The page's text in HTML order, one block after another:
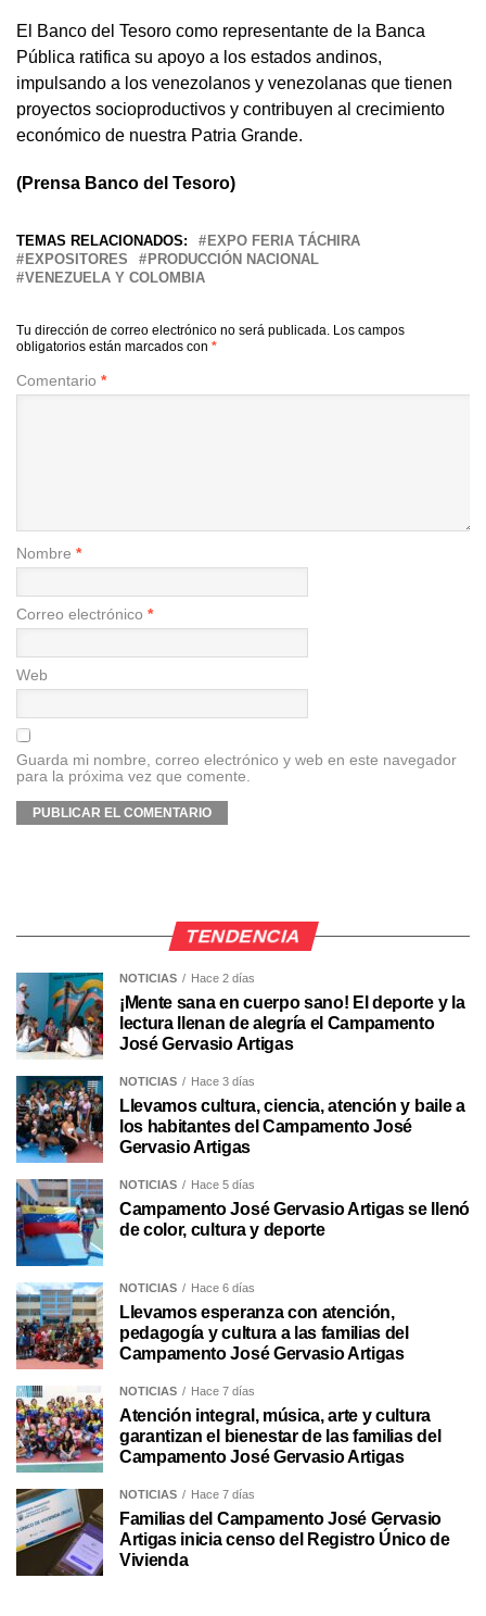
El Banco del Tesoro como representante de la Banca
Pública ratifica su apoyo a los estados andinos,
impulsando a los venezolanos y venezolanas que tienen
proyectos socioproductivos y contribuyen al crecimiento
económico de nuestra Patria Grande.
(Prensa Banco del Tesoro)
TEMAS RELACIONADOS:
EXPO FERIA TÁCHIRA
EXPOSITORES
PRODUCCIÓN NACIONAL
VENEZUELA Y COLOMBIA
Tu dirección de correo electrónico no será publicada. Los campos
obligatorios están marcados con *
Comentario *
Nombre *
Correo electrónico *
Web
Guarda mi nombre, correo electrónico y web en este navegador
para la próxima vez que comente.
TENDENCIA
NOTICIAS Hace 2 días
¡Mente sana en cuerpo sano! El deporte y la
lectura llenan de alegría el Campamento
José Gervasio Artigas
NOTICIAS Hace 3 días
Llevamos cultura, ciencia, atención y baile a
los habitantes del Campamento José
Gervasio Artigas
NOTICIAS Hace 5 días
Campamento José Gervasio Artigas se llenó
de color, cultura y deporte
NOTICIAS Hace 6 días
Llevamos esperanza con atención,
pedagogía y cultura a las familias del
Campamento José Gervasio Artigas
NOTICIAS Hace 7 días
Atención integral, música, arte y cultura
garantizan el bienestar de las familias del
Campamento José Gervasio Artigas
NOTICIAS Hace 7 días
Familias del Campamento José Gervasio
Artigas inicia censo del Registro Único de
Vivienda